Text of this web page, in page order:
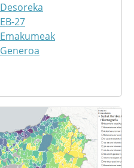
Desoreka
EB-27
Emakumeak
Generoa